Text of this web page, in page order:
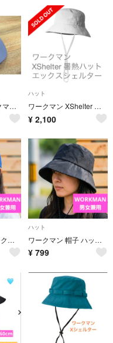
ゆるキャン×ワークマン コラボ キャンバスローキャップ ワークキャップ
ハット
ワークマン XShelter 暑熱ハット エックスシェルター 白
¥ 2,100
WORKMAN ワークマン ナイロン キャンプ ジェットキャップ スポーツ
ハット
ワークマン 帽子 ハット バケットハット 黒 ブラック 紐付き ユニセックス
¥ 799